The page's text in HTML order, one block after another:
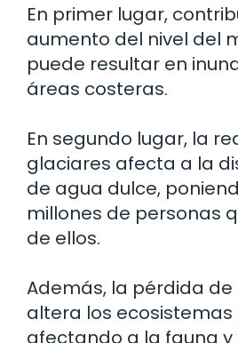
En primer lugar,
aumento del nivel del
puede resultar en
áreas costeras.
En segundo lugar, la
glaciares afecta a la
de agua dulce,
millones de personas
de ellos.
Además, la pérdida
altera los ecosistemas
afectando a la fauna y